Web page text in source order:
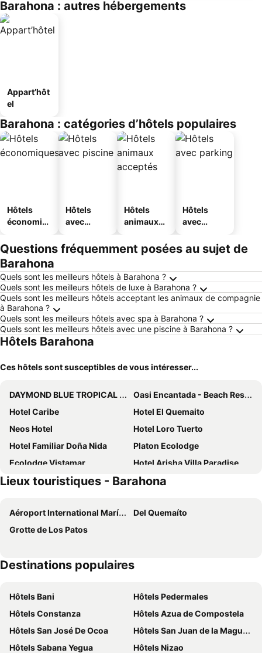
Barahona : autres hébergements
Appart’hôt
el
Barahona : catégories d’hôtels populaires
Hôtels
économiq
Hôtels
avec
Hôtels
animaux
Hôtels
avec
Questions fréquemment posées au sujet de
Barahona
Quels sont les meilleurs hôtels à Barahona ?
Quels sont les meilleurs hôtels de luxe à Barahona ?
Quels sont les meilleurs hôtels acceptant les animaux de compagnie
à Barahona ?
Quels sont les meilleurs hôtels avec spa à Barahona ?
Quels sont les meilleurs hôtels avec une piscine à Barahona ?
Hôtels Barahona
Ces hôtels sont susceptibles de vous intéresser...
DAYMOND BLUE TROPICAL LODGE
Oasi Encantada - Beach Resort
Hotel Caribe
Hotel El Quemaito
Neos Hotel
Hotel Loro Tuerto
Hotel Familiar Doña Nida
Platon Ecolodge
Ecolodge Vistamar
Hotel Arisha Villa Paradise
Hotel la Saladilla Beach Club
Hotel Vista Sur
Hotel Panoramica Barahona
Hotel-Restaurante Snack Cana
Lieux touristiques - Barahona
Aéroport International María-Montez
Del Quemaíto
Grotte de Los Patos
Destinations populaires
Hôtels Bani
Hôtels Pedermales
Hôtels Constanza
Hôtels Azua de Compostela
Hôtels San José De Ocoa
Hôtels San Juan de la Maguana
Hôtels Sabana Yegua
Hôtels Nizao